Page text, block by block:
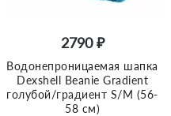
2790 ₽
Водонепроницаемая шапка
Dexshell Beanie Gradient
голубой/градиент S/M (56-
58 см)